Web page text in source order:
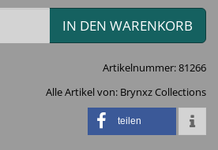
IN DEN WARENKORB
Artikelnummer:81266
Alle Artikel von: Brynxz Collections
teilen